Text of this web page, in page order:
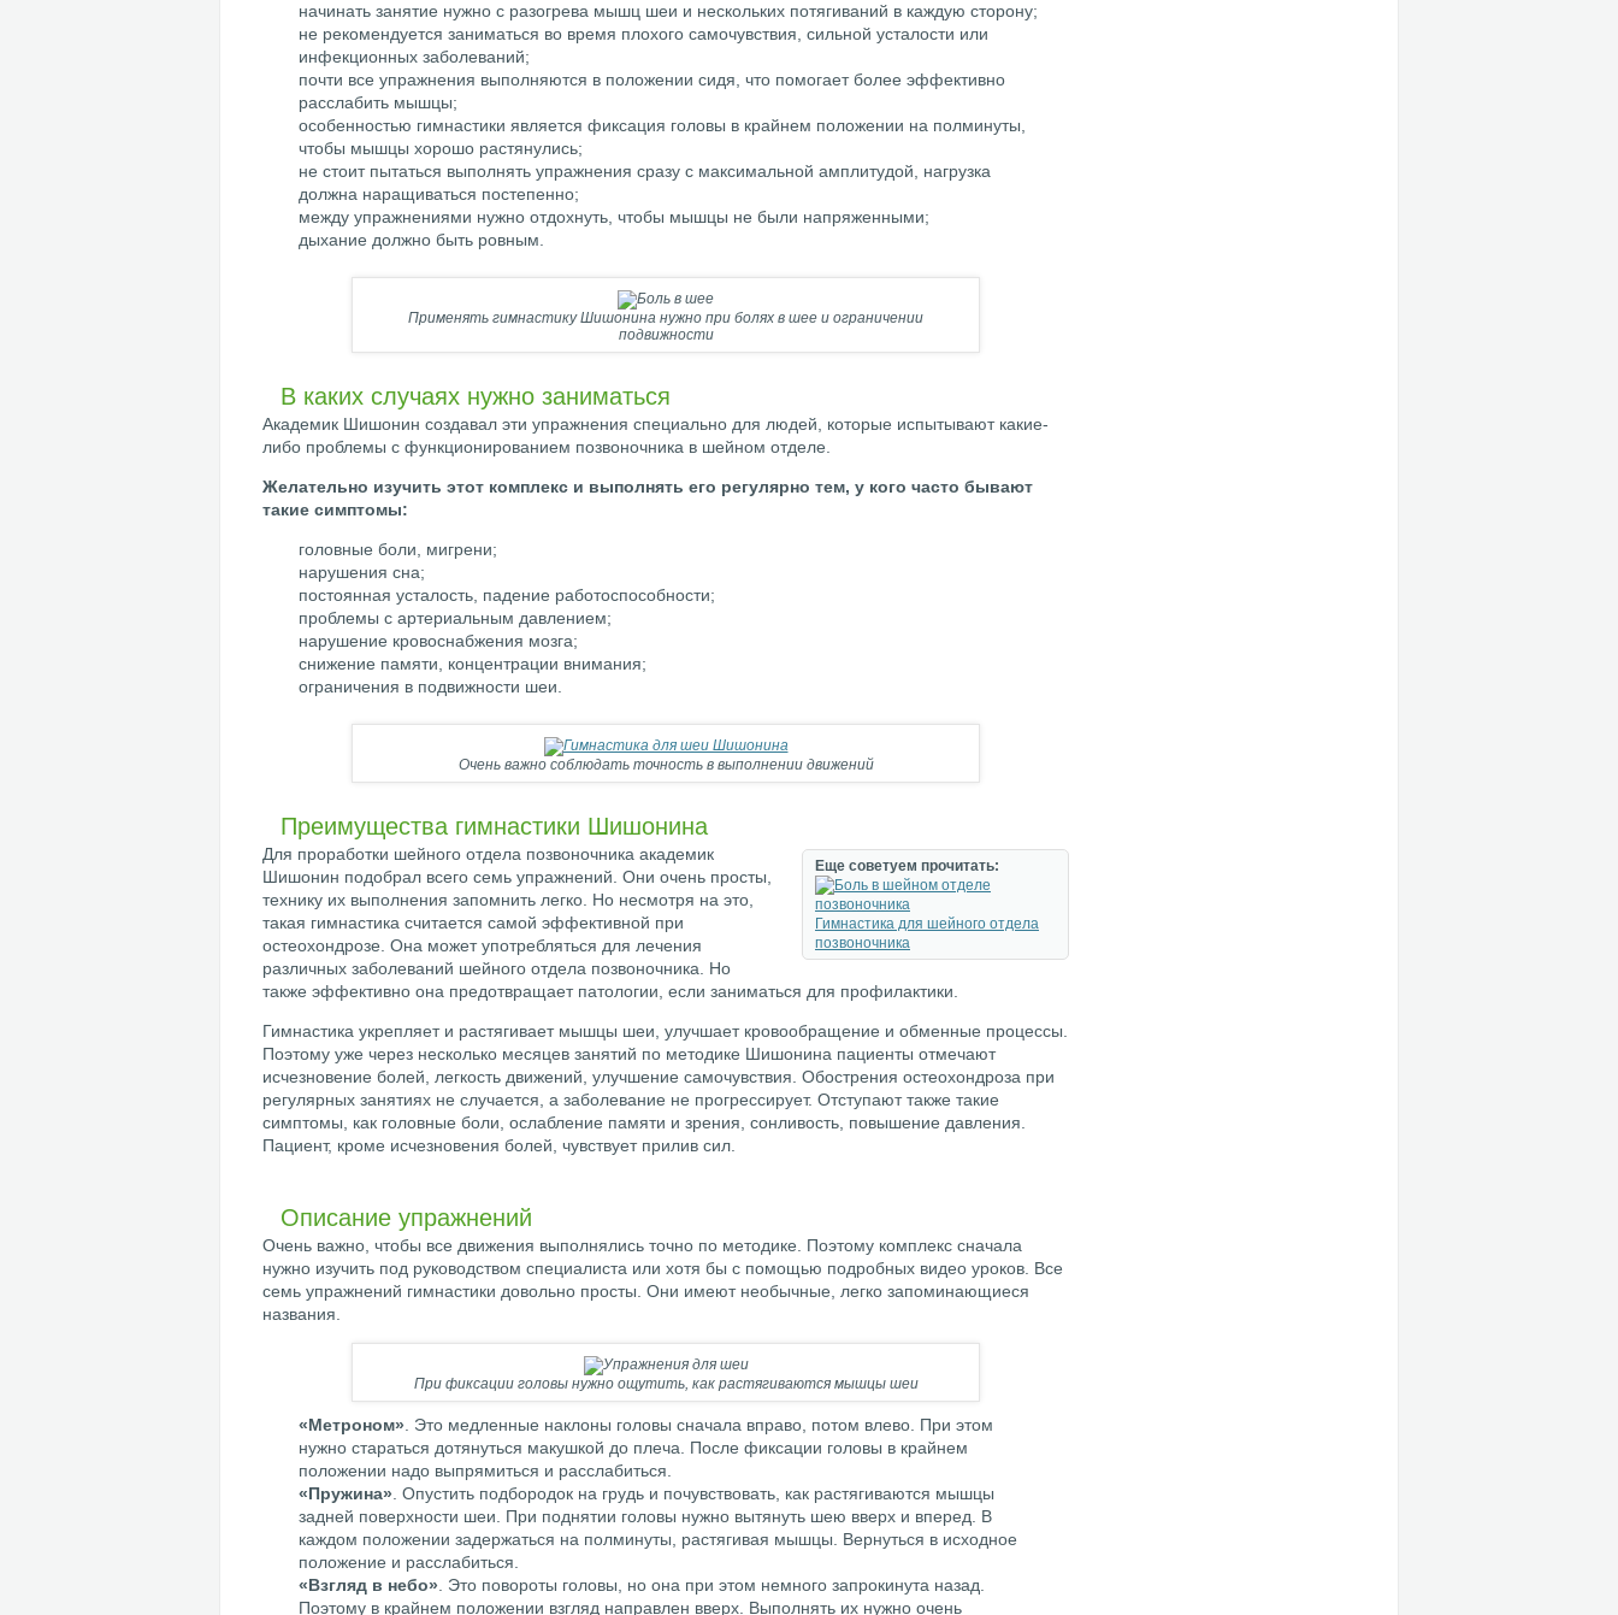
начинать занятие нужно с разогрева мышц шеи и нескольких потягиваний в каждую сторону;
не рекомендуется заниматься во время плохого самочувствия, сильной усталости или
инфекционных заболеваний;
почти все упражнения выполняются в положении сидя, что помогает более эффективно
расслабить мышцы;
особенностью гимнастики является фиксация головы в крайнем положении на полминуты,
чтобы мышцы хорошо растянулись;
не стоит пытаться выполнять упражнения сразу с максимальной амплитудой, нагрузка
должна наращиваться постепенно;
между упражнениями нужно отдохнуть, чтобы мышцы не были напряженными;
дыхание должно быть ровным.
Применять гимнастику Шишонина нужно при болях в шее и ограничении
подвижности
В каких случаях нужно заниматься
Академик Шишонин создавал эти упражнения специально для людей, которые испытывают какие-
либо проблемы с функционированием позвоночника в шейном отделе.
Желательно изучить этот комплекс и выполнять его регулярно тем, у кого часто бывают
такие симптомы:
головные боли, мигрени;
нарушения сна;
постоянная усталость, падение работоспособности;
проблемы с артериальным давлением;
нарушение кровоснабжения мозга;
снижение памяти, концентрации внимания;
ограничения в подвижности шеи.
Очень важно соблюдать точность в выполнении движений
Преимущества гимнастики Шишонина
Еще советуем прочитать:
Гимнастика для шейного отдела
позвоночника
Для проработки шейного отдела позвоночника академик
Шишонин подобрал всего семь упражнений. Они очень просты,
технику их выполнения запомнить легко. Но несмотря на это,
такая гимнастика считается самой эффективной при
остеохондрозе. Она может употребляться для лечения
различных заболеваний шейного отдела позвоночника. Но
также эффективно она предотвращает патологии, если заниматься для профилактики.
Гимнастика укрепляет и растягивает мышцы шеи, улучшает кровообращение и обменные процессы.
Поэтому уже через несколько месяцев занятий по методике Шишонина пациенты отмечают
исчезновение болей, легкость движений, улучшение самочувствия. Обострения остеохондроза при
регулярных занятиях не случается, а заболевание не прогрессирует. Отступают также такие
симптомы, как головные боли, ослабление памяти и зрения, сонливость, повышение давления.
Пациент, кроме исчезновения болей, чувствует прилив сил.
Описание упражнений
Очень важно, чтобы все движения выполнялись точно по методике. Поэтому комплекс сначала
нужно изучить под руководством специалиста или хотя бы с помощью подробных видео уроков. Все
семь упражнений гимнастики довольно просты. Они имеют необычные, легко запоминающиеся
названия.
При фиксации головы нужно ощутить, как растягиваются мышцы шеи
«Метроном» . Это медленные наклоны головы сначала вправо, потом влево. При этом
нужно стараться дотянуться макушкой до плеча. После фиксации головы в крайнем
положении надо выпрямиться и расслабиться.
«Пружина» . Опустить подбородок на грудь и почувствовать, как растягиваются мышцы
задней поверхности шеи. При поднятии головы нужно вытянуть шею вверх и вперед. В
каждом положении задержаться на полминуты, растягивая мышцы. Вернуться в исходное
положение и расслабиться.
«Взгляд в небо» . Это повороты головы, но она при этом немного запрокинута назад.
Поэтому в крайнем положении взгляд направлен вверх. Выполнять их нужно очень